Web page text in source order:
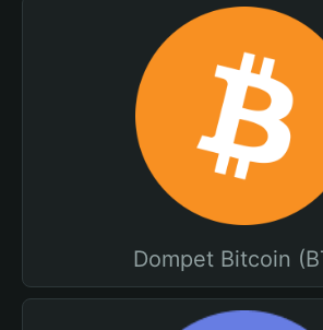
Dompet Bitcoin